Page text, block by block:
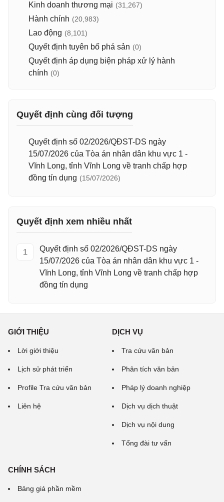
Kinh doanh thương mại (31,267)
Hành chính (20,983)
Lao động (8,101)
Quyết định tuyên bố phá sản (0)
Quyết định áp dụng biện pháp xử lý hành
chính (0)
Quyết định cùng đối tượng
Quyết định số 02/2026/QĐST-DS ngày
15/07/2026 của Tòa án nhân dân khu vực 1 -
Vĩnh Long, tỉnh Vĩnh Long về tranh chấp hợp
đồng tín dụng (15/07/2026)
Quyết định xem nhiều nhất
1
Quyết định số 02/2026/QĐST-DS ngày
15/07/2026 của Tòa án nhân dân khu vực 1 -
Vĩnh Long, tỉnh Vĩnh Long về tranh chấp hợp
đồng tín dụng
GIỚI THIỆU
Lời giới thiệu
Lịch sử phát triển
Profile Tra cứu văn bản
Liên hệ
DỊCH VỤ
Tra cứu văn bản
Phân tích văn bản
Pháp lý doanh nghiệp
Dịch vụ dịch thuật
Dịch vụ nội dung
Tổng đài tư vấn
CHÍNH SÁCH
Bảng giá phần mềm